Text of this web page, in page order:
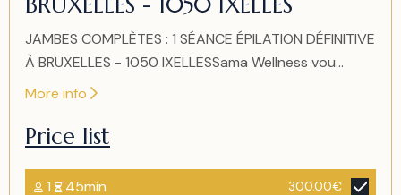
JAMBES COMPLÈTES : 1 SÉANCE ÉPILATION DÉFINITIVE
À BRUXELLES - 1050 IXELLESSama Wellness vou...
More info
Price list
1 45min 300.00€